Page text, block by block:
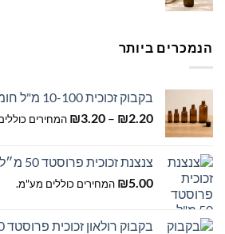
הנמכרים ביותר
בקבוק זכוכית 10-100 מ"ל חומה כולל טפי פנימי
₪2.20
–
₪3.20
טווח
עד
המחירים
צנצנת זכוכית פרוסטד 50 מ״ל כולל מכסה
₪5.00 המחירים כוללים מע"מ.
בקבוק רולאון זכוכית פרוסטד 10 מ״ל מכסה זהב